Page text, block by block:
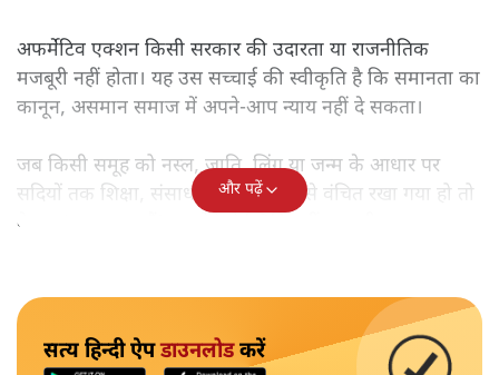
अफर्मेटिव एक्शन किसी सरकार की उदारता या राजनीतिक
मजबूरी नहीं होता। यह उस सच्चाई की स्वीकृति है कि समानता का
कानून, असमान समाज में अपने-आप न्याय नहीं दे सकता।
जब किसी समूह को नस्ल, जाति, लिंग या जन्म के आधार पर
सदियों तक शिक्षा, संसाधनों और सम्मान से वंचित रखा गया हो तो
केवल ‘सब बराबर हैं’ कह देने से स्थिति नहीं बदलती।
और पढ़ें
सत्य हिन्दी ऐपडाउनलोडकरें